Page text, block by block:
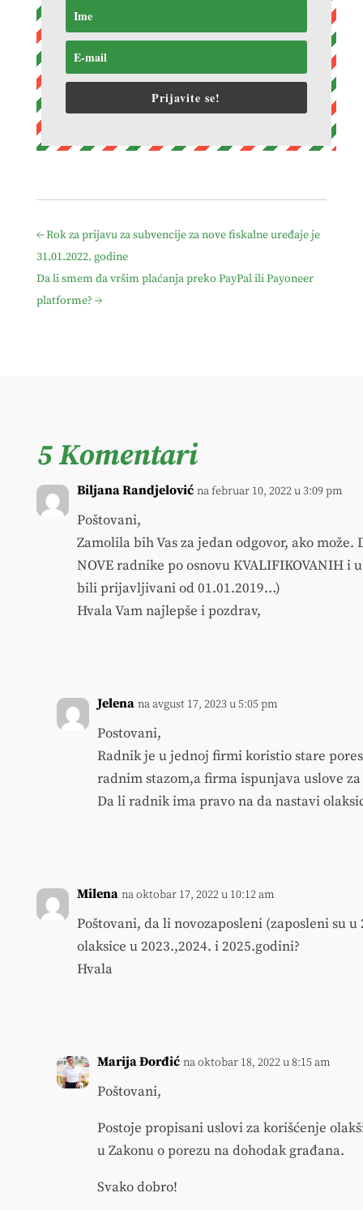
Prijavite se!
←Rok za prijavu za subvencije za nove fiskalne uređaje je
31.01.2022. godine
Da li smem da vršim plaćanja preko PayPal ili Payoneer
platforme? →
5 Komentari
Biljana Randjelović na februar 10, 2022 u 3:09 pm
Poštovani,
Zamolila bih Vas za jedan odgovor, ako
NOVE radnike po osnovu KVALIFIKOVANIH
bili prijavljivani od 01.01.2019…)
Hvala Vam najlepše i pozdrav,
Jelena na avgust 17, 2023 u 5:05 pm
Postovani,
Radnik je u jednoj firmi koristio stare
radnim stazom,a firma ispunjava uslove
Da li radnik ima pravo na da nastavi
Milena na oktobar 17, 2022 u 10:12 am
Poštovani, da li novozaposleni (zaposleni su
olaksice u 2023.,2024. i 2025.godini?
Hvala
Marija Đorđić na oktobar 18, 2022 u 8:15 am
Poštovani,
Postoje propisani uslovi za korišćenje
u Zakonu o porezu na dohodak građana.
Svako dobro!